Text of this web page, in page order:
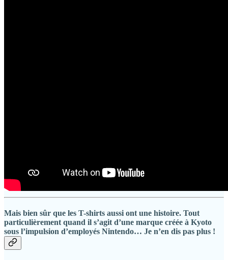
Mais bien sûr que les T-shirts aussi ont une histoire. Tout
particulièrement quand il s’agit d’une marque créée à Kyoto
sous l’impulsion d’employés Nintendo… Je n’en dis pas plus !